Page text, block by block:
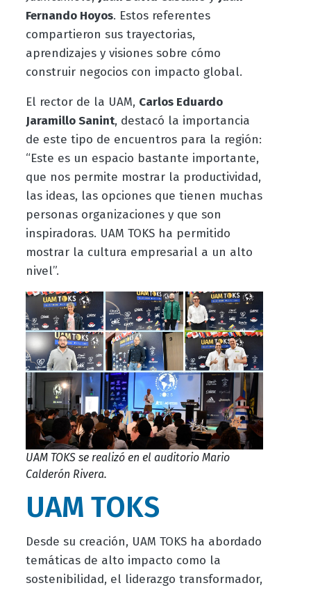
Fernando Hoyos. Estos referentes
compartieron sus trayectorias,
aprendizajes y visiones sobre cómo
construir negocios con impacto global.
El rector de la UAM, Carlos Eduardo
Jaramillo Sanint, destacó la importancia
de este tipo de encuentros para la región:
“Este es un espacio bastante importante,
que nos permite mostrar la productividad,
las ideas, las opciones que tienen muchas
personas organizaciones y que son
inspiradoras. UAM TOKS ha permitido
mostrar la cultura empresarial a un alto
nivel”.
UAM TOKS se realizó en el auditorio Mario
Calderón Rivera.
UAM TOKS
Desde su creación, UAM TOKS ha abordado
temáticas de alto impacto como la
sostenibilidad, el liderazgo transformador,